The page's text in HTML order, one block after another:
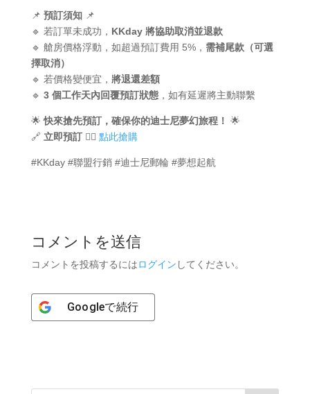
📌 預訂須知📌
🔹 若訂單未成功， KKday 將協助取消並退款
🔹 艙房價格浮動，如超過預訂費用 5%， 需補尾款（可選
擇取消）
🔹 若價格變便宜， 將退還差額
🔹 3 個工作天內回覆預訂狀態，如有延遲將主動聯繫
🌟快來搶先預訂，確保你的迪士尼夢幻旅程！ 🌟
🔗 立即預訂👉🏻 點此搶購
#KKday #聯盟行銷 #迪士尼郵輪 #夢想起航
コメントを送信
コメントを投稿するにはログイン してください。
Googleで続行